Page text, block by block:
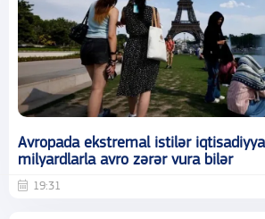
Avropada ekstremal istilər
milyardlarla avro zərər vura bilər
19:31